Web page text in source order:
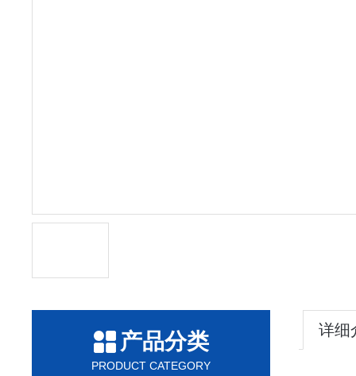
产品分类
PRODUCT CATEGORY
详细